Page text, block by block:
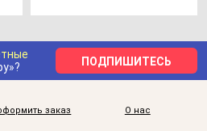
ПОДПИШИТЕСЬ
заказ О нас